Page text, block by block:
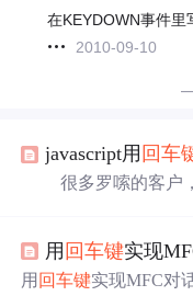
在KEYDOWN事件里
2010-09-10
javascript用 回车
很多罗嗦的客户，
提了三种方法,最好的
添加document的
用 回车键实现
用 回车键实现MFC对